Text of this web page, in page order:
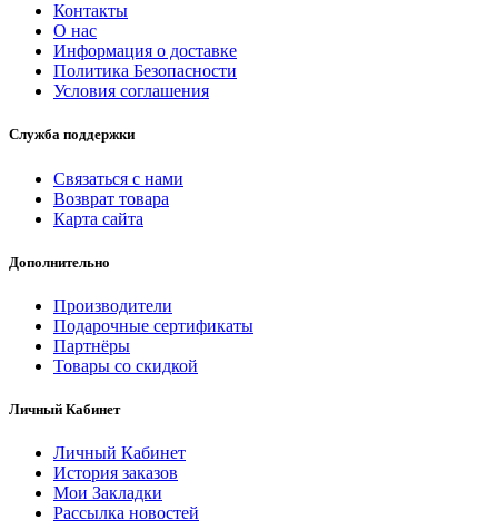
Контакты
О нас
Информация о доставке
Политика Безопасности
Условия соглашения
Служба поддержки
Связаться с нами
Возврат товара
Карта сайта
Дополнительно
Производители
Подарочные сертификаты
Партнёры
Товары со скидкой
Личный Кабинет
Личный Кабинет
История заказов
Мои Закладки
Рассылка новостей